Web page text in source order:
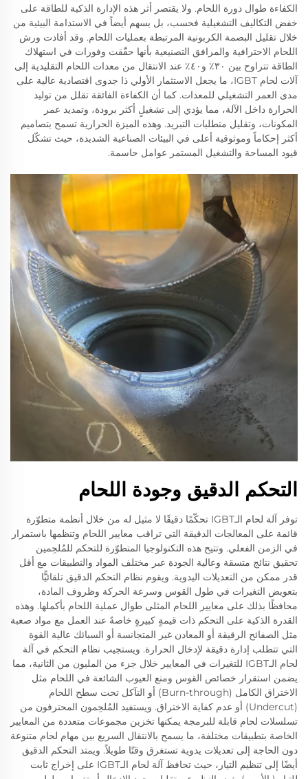
الكفاءة طوال دورة اللحام. ولا يقتصر أثر هذه الإدارة الذكية للطاقة على
خفض التكاليف التشغيلية فحسب، بل يسهم أيضاً في الاستدامة البيئية من
خلال تقليل البصمة الكربونية المرتبطة بعمليات اللحام. وقد أفادت ورش
اللحام الاحترافية والمرافق التصنيعية بأنها حقّقت وفورات في استهلاك
الطاقة تتراوح بين ٣٠٪ و٤٠٪ عند الانتقال من معدات اللحام التقليدية إلى
آلات لحام IGBT، ما يجعل الاستثمار الأولي ذا جدوى اقتصادية عالية على
مدى العمر التشغيلي للمعدات. كما أن الكفاءة الفائقة تقلل من توليد
الحرارة داخل الآلة، مما يؤدي إلى تشغيلٍ أكثر برودة، وتمديد عمر
المكونات، وتقليل متطلبات التبريد. وهذه الميزة الحرارية تسمح بتصاميم
أكثر إحكاماً وموثوقية أعلى في البيئات الصناعية الشديدة، حيث تشكّل
قيود المساحة والتشغيل المستمر عوامل حاسمة.
التحكم الدقيق وجودة اللحام
توفر آلة لحام الـIGBT تحكّمًا دقيقًا لا مثيل له من خلال أنظمة متطوّرة
قائمة على المعالجات الدقيقة التي تراقب معايير اللحام وتنظمها باستمرار
في الزمن الفعلي. وتتيح هذه التكنولوجيا المتطوّرة للتحكم للمُلحِمين
تحقيق نتائج متسقة وعالية الجودة عبر مختلف المواد والتطبيقات مع أقل
قدر ممكن من التعديلات اليدوية. ويقوم نظام التحكم الدقيق تلقائيًّا
بتعويض التغيرات في طول القوس وسرعة الحركة وظروف المادة،
محافظًا بذلك على معايير اللحام المثلى طوال عملية اللحام بأكملها. وهذه
القدرة الذكية على التحكم ذات قيمةٍ كبيرةٍ خاصةً عند العمل مع مواد صعبة
مثل الصفائح الرقيقة أو المعادن غير المتجانسة أو السبائك عالية القوة
التي تتطلب إدارة دقيقة لإدخال الحرارة. ويستجيب نظام التحكم في آلة
لحام الـIGBT للتغيرات في المعايير خلال جزء من المليون من الثانية، مما
يضمن استقرار خصائص القوس ومنع العيوب الشائعة في اللحام مثل
الاختراق الكامل (Burn-through) أو التآكل تحت سطح اللحام
(Undercut) أو عدم كفاية الاختراق. ويستفيد المُلحِمون المحترفون من
تسلسلات لحام قابلة للبرمجة يمكنها تخزين مجموعات متعددة من المعايير
الخاصة بتطبيقات مختلفة، ما يسمح بالانتقال السريع بين مهام لحام متنوعة
دون الحاجة إلى تعديلات يدوية تستغرق وقتًا طويلاً. ويمتد التحكم الدقيق
أيضًا إلى تنظيم التيار، حيث تحافظ آلة لحام الـIGBT على إخراج ثابت